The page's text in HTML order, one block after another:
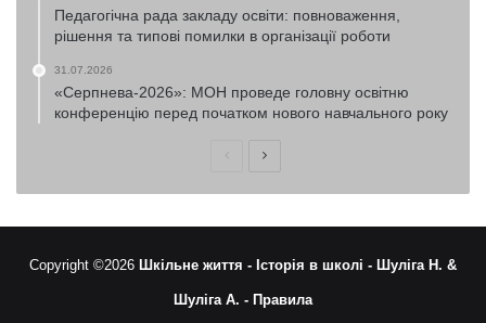
Педагогічна рада закладу освіти: повноваження,
рішення та типові помилки в організації роботи
31.07.2026
«Серпнева-2026»: МОН проведе головну освітню
конференцію перед початком нового навчального року
ПопередняНаступна
Copyright ©2026 Шкільне життя - Історія в школі - Шуліга Н. &
Шуліга А. - Правила